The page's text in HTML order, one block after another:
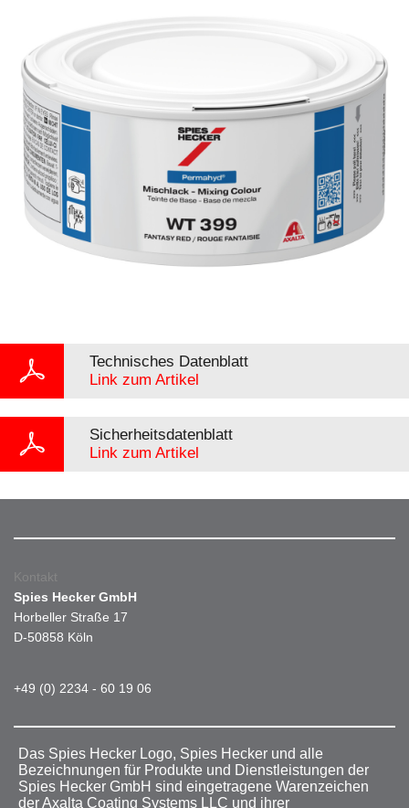
Technisches Datenblatt
Link zum Artikel
Sicherheitsdatenblatt
Link zum Artikel
Kontakt
Spies Hecker GmbH
Horbeller Straße 17
D-50858 Köln
+49 (0) 2234 - 60 19 06
Das Spies Hecker Logo, Spies Hecker und alle
Bezeichnungen für Produkte und Dienstleistungen der
Spies Hecker GmbH sind eingetragene Warenzeichen
der Axalta Coating Systems LLC und ihrer